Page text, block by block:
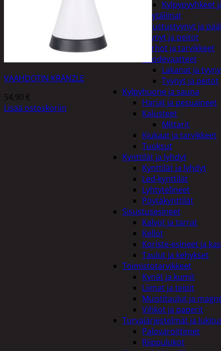
Kylpypyyhkeet
Pöytäliinat
Sisustustyynyt ja
Tyynyt ja peitot
Verhot ja tarvikkeet
Vuodevaatteet
Lakanat ja
Tyynyt ja peitot
Kylpyhuone ja sauna
Harjat ja pesuaineet
Kalusteet
Mittarit
Kiukaat ja tarvikkeet
Tuoksut
Kynttilät ja lyhdyt
Kynttilät ja lyhdyt
Led-kynttilät
Lyhtytelineet
Pöytäkynttilät
Sisustusesineet
Kalvot ja tarrat
Kellot
Koriste-esineet ja
Taulut ja kehykset
Toimistotarvikkeet
Kynät ja kumit
Liimat ja teipit
Muistitaulut ja
Vihkot ja paperit
Turvajärjestelmät ja
Palovaroittimet
Riippulukot
VAAHDOTIN KRÄNZLE
54,90 €
Lisää ostoskoriin